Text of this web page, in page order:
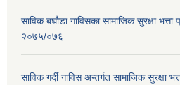
साविक बघौडा गाविसका सामाजिक सुरक्षा भत्ता
२०७५/०७६
साविक गर्दी गाविस अन्तर्गत सामाजिक सुरक्षा